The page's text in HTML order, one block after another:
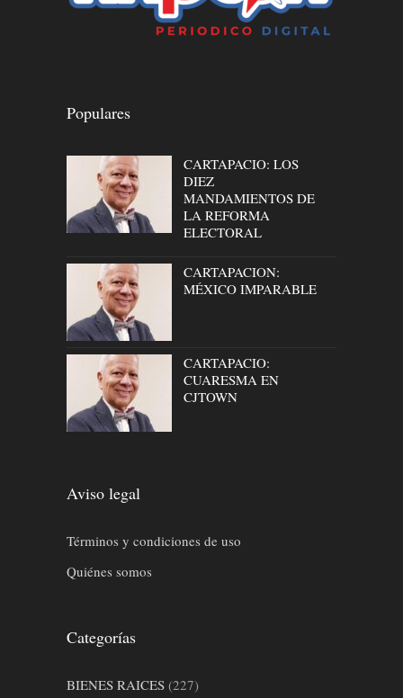
Populares
CARTAPACIO: LOS
DIEZ
MANDAMIENTOS DE
LA REFORMA
ELECTORAL
CARTAPACION:
MÉXICO IMPARABLE
CARTAPACIO:
CUARESMA EN
CJTOWN
Aviso legal
Términos y condiciones de uso
Quiénes somos
Categorías
BIENES RAICES (227)